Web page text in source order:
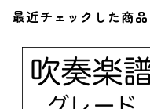
最近チェックした商品